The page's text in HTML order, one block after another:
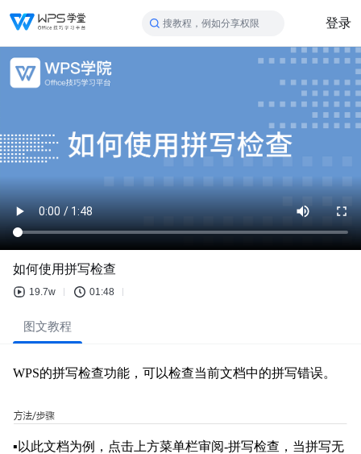
搜教程，例如分享权限 登录
如何使用拼写检查
19.7w 01:48
图文教程
WPS的拼写检查功能，可以检查当前文档中的拼写错误。
▪ 以此文档为例，点击上方菜单栏审阅-拼写检查， 当拼写无